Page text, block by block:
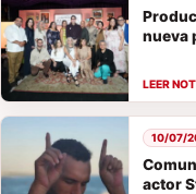
nueva
actor
10/07/